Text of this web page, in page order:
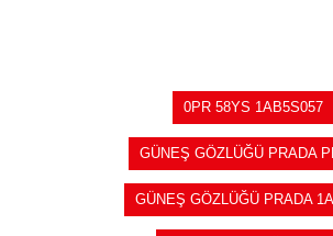
0PR 58YS 1AB5S057
GÜNEŞ GÖZLÜĞÜ PRADA
GÜNEŞ GÖZLÜĞÜ PRADA